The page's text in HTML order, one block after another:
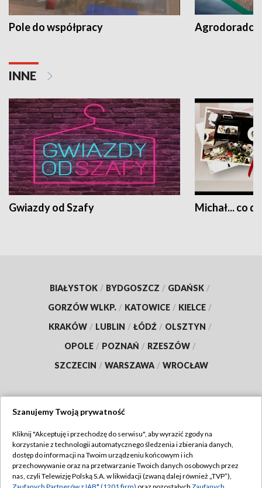
Pole do współpracy Agrodoradcy
INNE
Gwiazdy od Szafy Michał... co
BIAŁYSTOK / BYDGOSZCZ / GDAŃSK /
GORZÓW WLKP. / KATOWICE / KIELCE /
KRAKÓW / LUBLIN / ŁÓDŹ / OLSZTYN /
OPOLE / POZNAŃ / RZESZÓW /
SZCZECIN / WARSZAWA / WROCŁAW
TVP
Abonament TVP
Emisja w TVP
Regulamin TVP
Szanujemy Twoją prywatność
Kliknij "Akceptuję i przechodzę do serwisu", aby wyrazić zgody na
korzystanie z technologii automatycznego śledzenia i zbierania danych,
dostęp do informacji na Twoim urządzeniu końcowym i ich
przechowywanie oraz na przetwarzanie Twoich danych osobowych przez
nas, czyli Telewizję Polską S.A. w likwidacji (zwaną dalej również „TVP”),